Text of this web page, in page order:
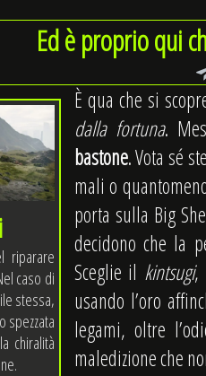
Ed è proprio qui
riparare
caso di
stessa,
spezzata
chiralità
È qua che si
dalla fortuna.
bastone. Vota sé
mali o
porta sulla Big
decidono che la
Sceglie il kintsugi,
usando l’oro
legami, oltre
maledizione che